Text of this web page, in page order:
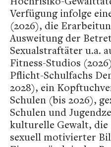
Verfügung infolge
(2026), die
Ausweitung der
Sexualstraftäter u.a.
Fitness-Studios
Pflicht-Schulfachs
2028), ein
Schulen (bis 2026),
Schulen und
kulturelle Gewalt, die
sexuell motivierter